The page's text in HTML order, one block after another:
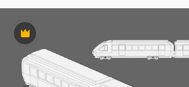
Premium